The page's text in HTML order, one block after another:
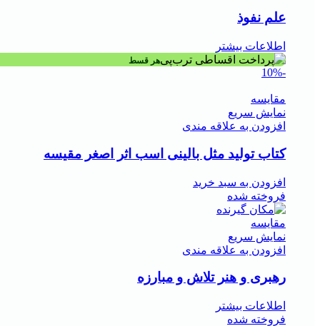
علم نفوذ
اطلاعات بیشتر
هر قسط
-10%
مقايسه
نمایش سریع
افزودن به علاقه مندی
کتاب تولید مثل بالینی اسب اثر اصغر مقیسه
افزودن به سبد خرید
فروخته شده
مقايسه
نمایش سریع
افزودن به علاقه مندی
رهبری و هنر تلاش و مبارزه
اطلاعات بیشتر
فروخته شده